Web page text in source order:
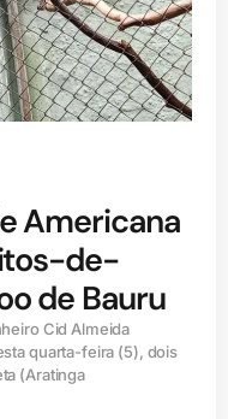
Americana
de-
de Bauru
Cid Almeida
quarta-feira (5), dois
(Aratinga